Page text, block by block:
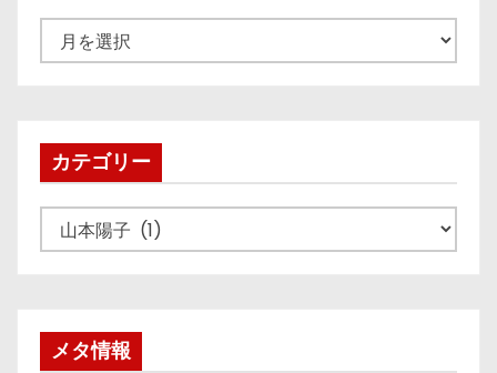
ー
ブカテゴリー
テ
メタ情報